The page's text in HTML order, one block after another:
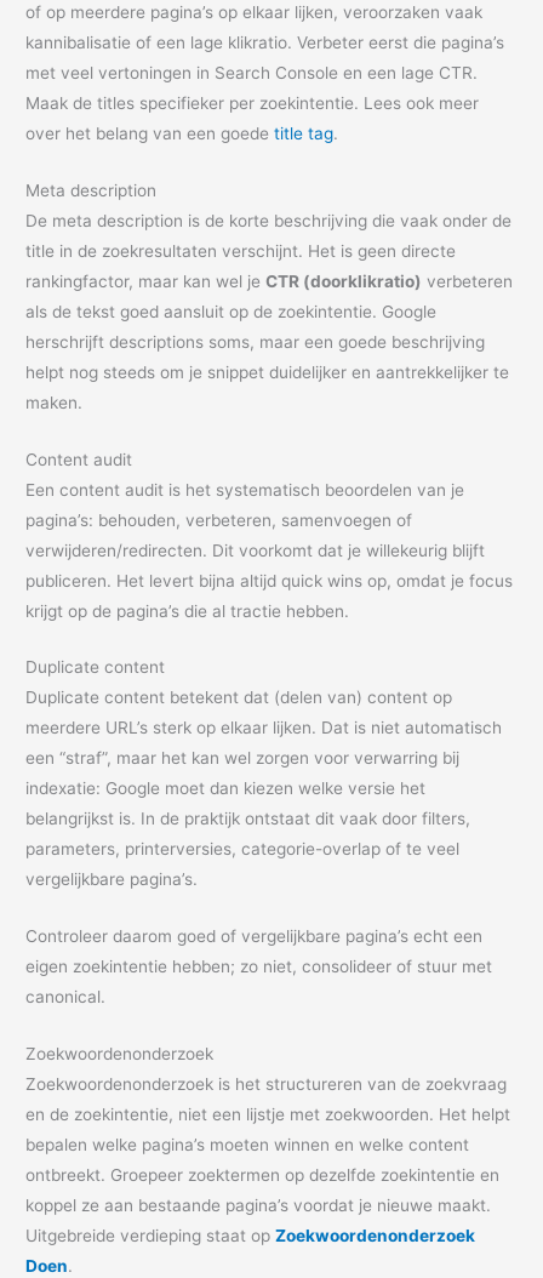
of op meerdere pagina’s op elkaar lijken, veroorzaken vaak
kannibalisatie of een lage klikratio. Verbeter eerst die pagina’s
met veel vertoningen in Search Console en een lage CTR.
Maak de titles specifieker per zoekintentie. Lees ook meer
over het belang van een goedetitle tag.
Meta description
De meta description is de korte beschrijving die vaak onder de
title in de zoekresultaten verschijnt. Het is geen directe
rankingfactor, maar kan wel jeCTR (doorklikratio) verbeteren
als de tekst goed aansluit op de zoekintentie. Google
herschrijft descriptions soms, maar een goede beschrijving
helpt nog steeds om je snippet duidelijker en aantrekkelijker te
maken.
Content audit
Een content audit is het systematisch beoordelen van je
pagina’s: behouden, verbeteren, samenvoegen of
verwijderen/redirecten. Dit voorkomt dat je willekeurig blijft
publiceren. Het levert bijna altijd quick wins op, omdat je focus
krijgt op de pagina’s die al tractie hebben.
Duplicate content
Duplicate content betekent dat (delen van) content op
meerdere URL’s sterk op elkaar lijken. Dat is niet automatisch
een “straf”, maar het kan wel zorgen voor verwarring bij
indexatie: Google moet dan kiezen welke versie het
belangrijkst is. In de praktijk ontstaat dit vaak door filters,
parameters, printerversies, categorie-overlap of te veel
vergelijkbare pagina’s.
Controleer daarom goed of vergelijkbare pagina’s echt een
eigen zoekintentie hebben; zo niet, consolideer of stuur met
canonical.
Zoekwoordenonderzoek
Zoekwoordenonderzoek is het structureren van de zoekvraag
en de zoekintentie, niet een lijstje met zoekwoorden. Het helpt
bepalen welke pagina’s moeten winnen en welke content
ontbreekt. Groepeer zoektermen op dezelfde zoekintentie en
koppel ze aan bestaande pagina’s voordat je nieuwe maakt.
Uitgebreide verdieping staat opZoekwoordenonderzoek
Doen.